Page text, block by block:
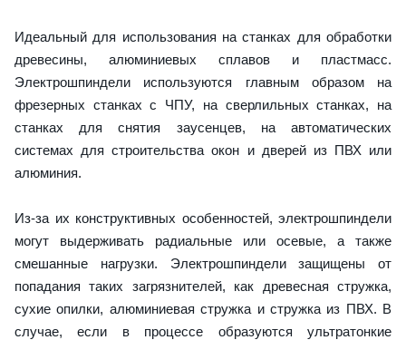
Идеальный для использования на станках для обработки
древесины, алюминиевых сплавов и пластмасс.
Электрошпиндели используются главным образом на
фрезерных станках с ЧПУ, на сверлильных станках, на
станках для снятия заусенцев, на автоматических
системах для строительства окон и дверей из ПВХ или
алюминия.
Из-за их конструктивных особенностей, электрошпиндели
могут выдерживать радиальные или осевые, а также
смешанные нагрузки. Электрошпиндели защищены от
попадания таких загрязнителей, как древесная стружка,
сухие опилки, алюминиевая стружка и стружка из ПВХ. В
случае, если в процессе образуются ультратонкие